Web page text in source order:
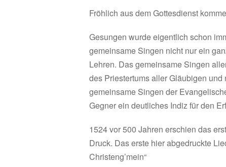
Fröhlich aus dem Gottesdienst
Gesungen wurde eigentlich schon
gemeinsame Singen nicht nur ein
Lehren. Das gemeinsame Singen
des Priestertums aller Gläubigen
gemeinsame Singen der
Gegner ein deutliches Indiz für den
1524 vor 500 Jahren erschien das
Druck. Das erste hier abgedruckte
Christeng’mein“